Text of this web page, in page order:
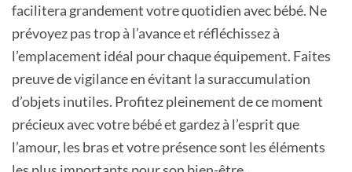
facilitera grandement votre quotidien avec bébé. Ne
prévoyez pas trop à l’avance et réfléchissez à
l’emplacement idéal pour chaque équipement. Faites
preuve de vigilance en évitant la suraccumulation
d’objets inutiles. Profitez pleinement de ce moment
précieux avec votre bébé et gardez à l’esprit que
l’amour, les bras et votre présence sont les éléments